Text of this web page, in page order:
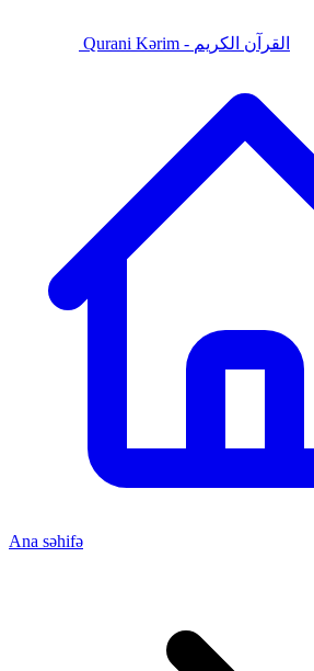
Qurani Kərim - القرآن الكريم
Ana səhifə